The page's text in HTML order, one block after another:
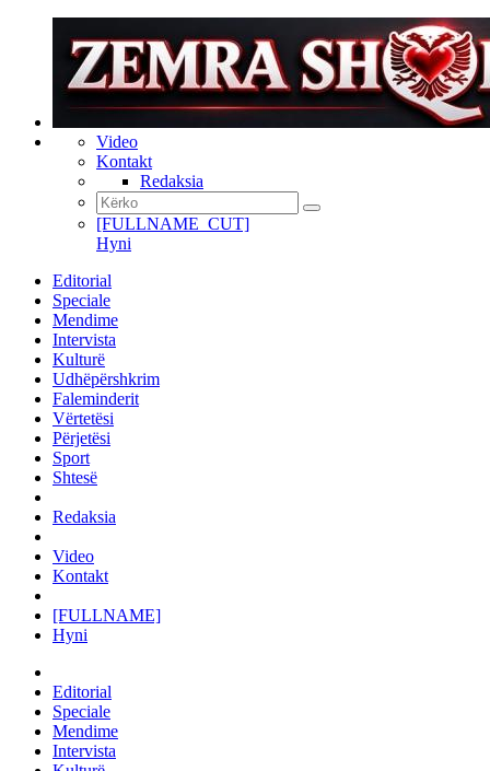
Video
Kontakt
Redaksia
[FULLNAME_CUT]
Hyni
Editorial
Speciale
Mendime
Intervista
Kulturë
Udhëpërshkrim
Faleminderit
Vërtetësi
Përjetësi
Sport
Shtesë
Redaksia
Video
Kontakt
[FULLNAME]
Hyni
Editorial
Speciale
Mendime
Intervista